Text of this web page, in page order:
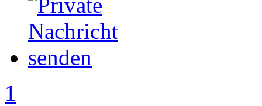
1